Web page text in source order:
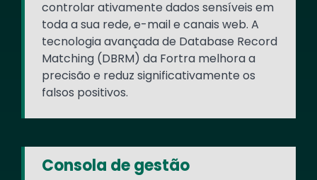
controlar ativamente dados sensíveis em
toda a sua rede, e-mail e canais web. A
tecnologia avançada de Database Record
Matching (DBRM) da Fortra melhora a
precisão e reduz significativamente os
falsos positivos.
Consola de gestão